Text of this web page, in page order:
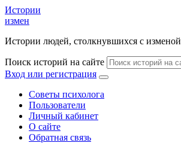
Истории
измен
Истории людей, столкнувшихся с изменой
Поиск историй на сайте
Вход или регистрация
Советы психолога
Пользователи
Личный кабинет
О сайте
Обратная связь